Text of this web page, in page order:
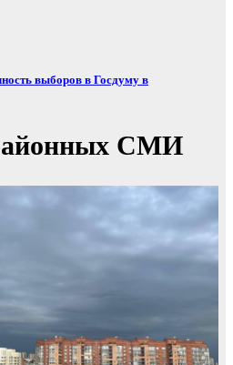
выборов в Госдуму в